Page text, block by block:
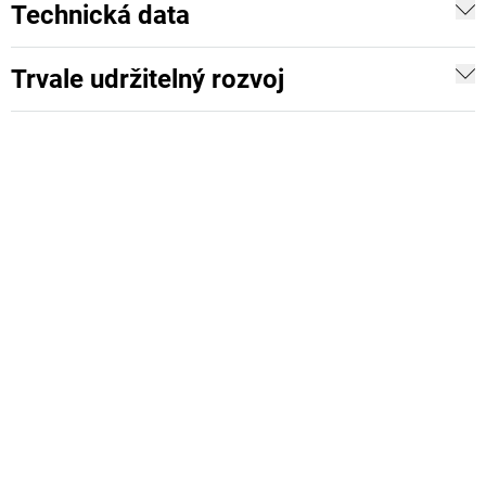
Technická data
Trvale udržitelný rozvoj